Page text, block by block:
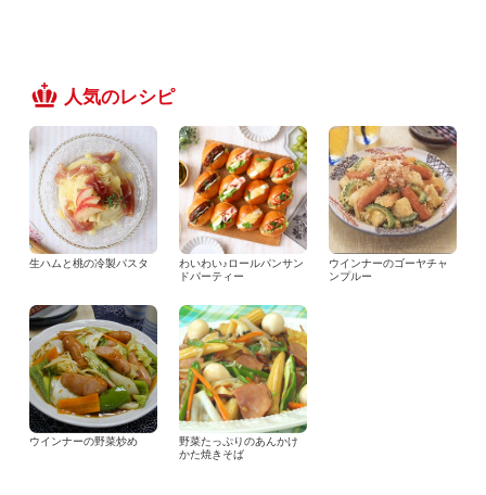
人気のレシピ
生ハムと桃の冷製パスタ
わいわい♪ロールパンサン
ドパーティー
ウインナーのゴーヤチャ
ンプルー
ウインナーの野菜炒め
野菜たっぷりのあんかけ
かた焼きそば